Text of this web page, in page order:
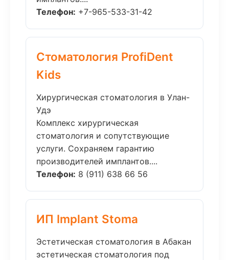
Телефон: +7-965-533-31-42
Стоматология ProfiDent
Kids
Хирургическая стоматология в Улан-
Удэ
Комплекс хирургическая
стоматология и сопутствующие
услуги. Сохраняем гарантию
производителей имплантов....
Телефон: 8 (911) 638 66 56
ИП Implant Stoma
Эстетическая стоматология в Абакан
эстетическая стоматология под